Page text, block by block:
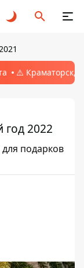
⚠️ Краматорск,
2022
подарков